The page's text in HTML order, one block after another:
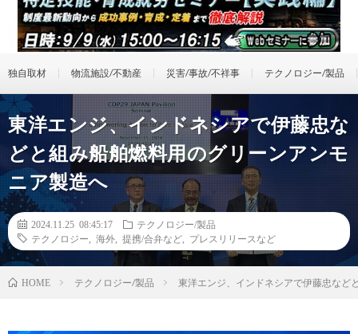
独自取材 物流施設/不動産 災害/事故/不祥事 テクノロジー/製品
東洋エンジ、インドネシアで伊藤忠な
どと組み船舶燃料用のグリーンアンモ
ニア製造へ
2024.11.25 08:45:17
テクノロジー/製品
テクノロジー
海外 提携/合弁など プレスリリースなど
HOME テクノロジー/製品 東洋エンジ、インドネシアで伊藤忠など